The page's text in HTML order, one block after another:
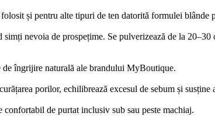
și pentru alte tipuri de ten datorită formulei blânde
nevoia de prospețime. Se pulverizează de la
de îngrijire naturală ale brandului MyBoutique.
porilor, echilibrează excesul de sebum și
confortabil de purtat inclusiv sub sau peste machiaj.